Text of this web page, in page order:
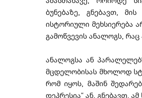
ბუნებაზე, გნებავთ,
ისტორიული მეხსიერება
გამოწვევის ანალოგს,
ანალოგსა ან
მცდელობისას მხოლოდ
რომ იყოს, მაშინ
დეპრესია“ ან, გნებავთ,